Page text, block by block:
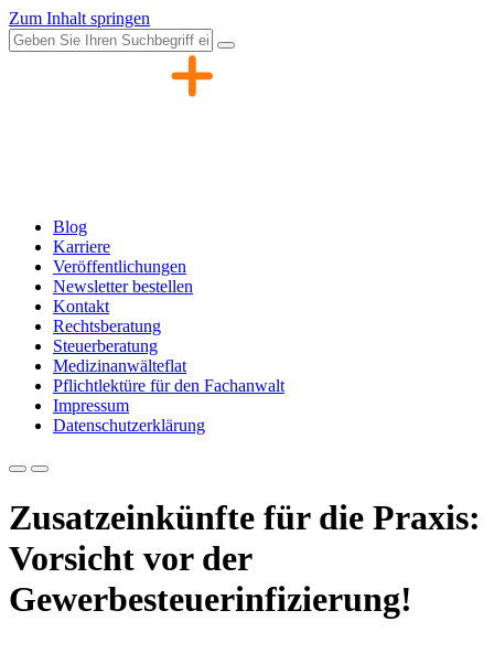
Zum Inhalt springen
Blog
Karriere
Veröffentlichungen
Newsletter bestellen
Kontakt
Rechtsberatung
Steuerberatung
Medizinanwälteflat
Pflichtlektüre für den Fachanwalt
Impressum
Datenschutzerklärung
Zusatzeinkünfte für die Praxis:
Vorsicht vor der
Gewerbesteuerinfizierung!